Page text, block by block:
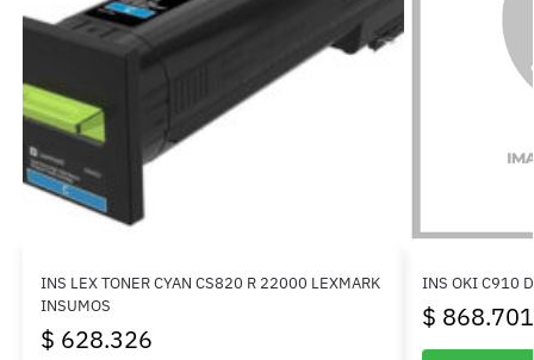
INS LEX TONER CYAN CS820 R 22000 LEXMARK
INSUMOS
$ 628.326
INS OKI C910
$ 868.701